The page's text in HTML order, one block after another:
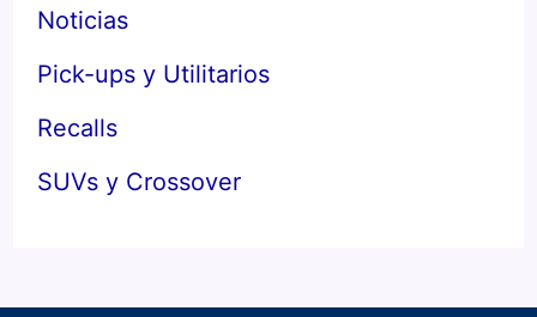
Noticias
Pick-ups y Utilitarios
Recalls
SUVs y Crossover